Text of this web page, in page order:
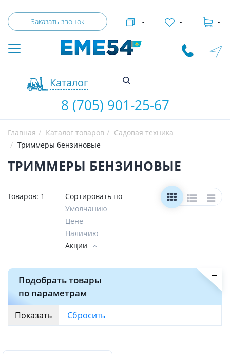
Заказать звонок
Каталог
- - -
8 (705) 901-25-67
Главная Каталог товаров
Садовая техника
Триммеры бензиновые
ТРИММЕРЫ БЕНЗИНОВЫЕ
Товаров: 1
Сортировать по
Умолчанию
Цене
Наличию
Акции
Подобрать товары
по параметрам